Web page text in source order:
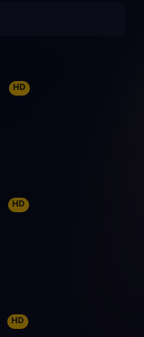
HD
HD
HD